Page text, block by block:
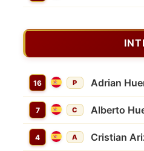
16 P Adrian
7 C Alberto
4 A Cristian